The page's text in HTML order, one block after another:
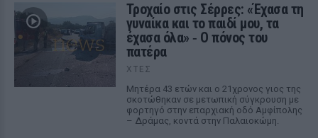
Τροχαίο στις Σέρρες: «Έχασα τη
γυναίκα και το παιδί μου, τα
έχασα όλα» ‑ Ο πόνος του
πατέρα
ΧΤΕΣ
Μητέρα 43 ετών και ο 21χρονος γιος της
σκοτώθηκαν σε μετωπική σύγκρουση με
φορτηγό στην επαρχιακή οδό Αμφίπολης
– Δράμας, κοντά στην Παλαιοκώμη.